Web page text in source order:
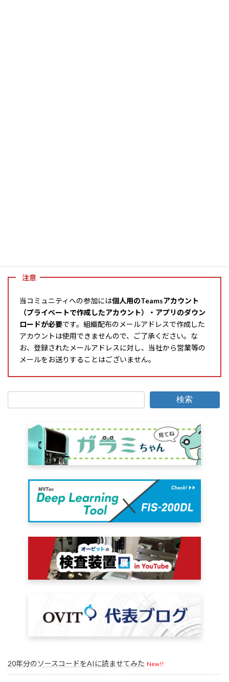
注意
当コミュニティへの参加には個人用のTeamsアカウント
（プライベートで作成したアカウント）・アプリのダウン
ロードが必要です。組織配布のメールアドレスで作成した
アカウントは使用できませんので、ご了承ください。な
お、登録されたメールアドレスに対し、当社から営業等の
メールをお送りすることはございません。
検索
20年分のソースコードをAIに読ませてみた New!!